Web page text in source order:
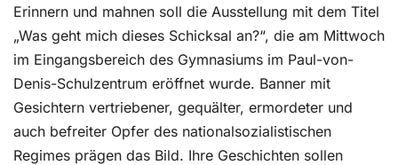
Erinnern und mahnen soll die Ausstellung mit dem Titel
„Was geht mich dieses Schicksal an?“, die am Mittwoch
im Eingangsbereich des Gymnasiums im Paul-von-
Denis-Schulzentrum eröffnet wurde. Banner mit
Gesichtern vertriebener, gequälter, ermordeter und
auch befreiter Opfer des nationalsozialistischen
Regimes prägen das Bild. Ihre Geschichten sollen